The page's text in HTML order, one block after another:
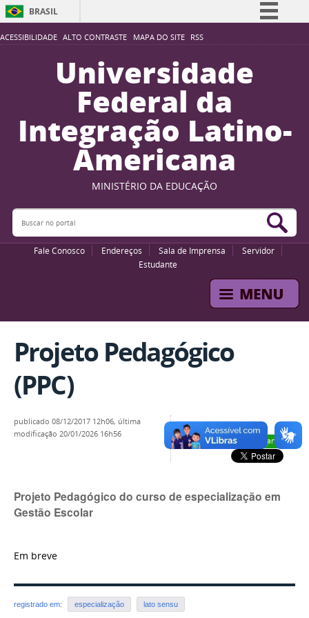
ACESSIBILIDADE ALTO CONTRASTE MAPA DO SITE RSS
BRASIL
Simplifique!
Participe
Acesso à informação
Legislação
Canais
Universidade
Federal da
Integração Latino-
Americana
MINISTÉRIO DA EDUCAÇÃO
Buscar no portal
Fale Conosco Endereços Sala de Imprensa
Servidor
Estudante
Projeto Pedagógico
(PPC)
Compartilhar
publicado 08/12/2017 12h06, última
modificação 20/01/2026 16h56
Projeto Pedagógico do curso de especialização em
Gestão Escolar
Em breve
registrado em: especialização lato sensu